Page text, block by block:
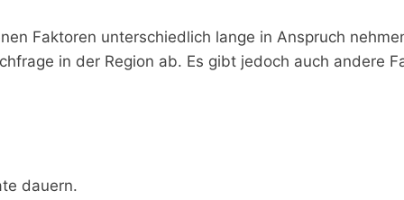
Faktoren unterschiedlich lange in Anspruch
in der Region ab. Es gibt jedoch auch andere
dauern.